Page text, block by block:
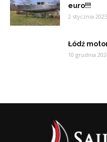
euro!!!
2 stycznia 2025
Łódź
10 grudnia